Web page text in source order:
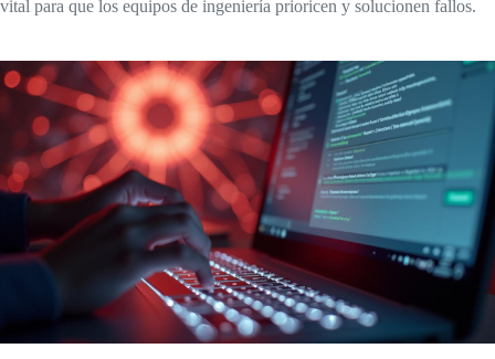
vital para que los equipos de ingeniería prioricen y solucionen fallos.